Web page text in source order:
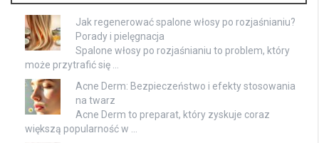
Jak regenerować spalone włosy po rozjaśnianiu?
Porady i pielęgnacja
Spalone włosy po rozjaśnianiu to problem, który
może przytrafić się …
Acne Derm: Bezpieczeństwo i efekty stosowania
na twarz
Acne Derm to preparat, który zyskuje coraz
większą popularność w …